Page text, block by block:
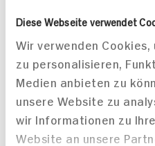
Diese Webseite verwendet
Wir verwenden
zu personalisieren,
Medien anbieten zu
unsere Website zu
wir Informationen zu
Website an unsere
200g Packung
DAUER
DISCOUNT
PREIS
1.19
Mehr